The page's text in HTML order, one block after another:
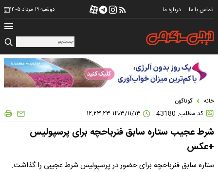
تماس با ما درباره ما دوشنبه ۱۹ مرداد ۱۴۰۵
خانه گوناگون
کد مطلب: 43180
شرط عجیب ستاره سابق فنرباحچه برای پرسپولیس
+عکس
ستاره سابق فنرباحچه برای حضور در پرسپولیس شرط عجیبی را گذاشت.